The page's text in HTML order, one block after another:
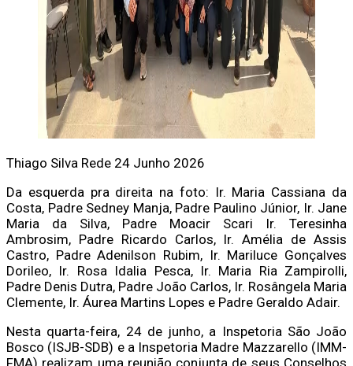
Thiago Silva Rede 24 Junho 2026
Da esquerda pra direita na foto: Ir. Maria Cassiana da
Costa, Padre Sedney Manja, Padre Paulino Júnior, Ir. Jane
Maria da Silva, Padre Moacir Scari Ir. Teresinha
Ambrosim, Padre Ricardo Carlos, Ir. Amélia de Assis
Castro, Padre Adenilson Rubim, Ir. Mariluce Gonçalves
Dorileo, Ir. Rosa Idalia Pesca, Ir. Maria Ria Zampirolli,
Padre Denis Dutra, Padre João Carlos, Ir. Rosângela Maria
Clemente, Ir. Áurea Martins Lopes e Padre Geraldo Adair.
Nesta quarta-feira, 24 de junho, a Inspetoria São João
Bosco (ISJB-SDB) e a Inspetoria Madre Mazzarello (IMM-